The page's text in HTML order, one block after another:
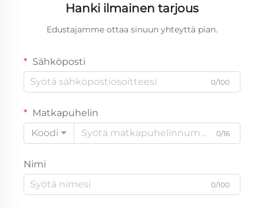
Hanki ilmainen tarjous
Edustajamme ottaa sinuun yhteyttä pian.
Sähköposti
0/100
Matkapuhelin
Koodi
0/16
Nimi
0/100